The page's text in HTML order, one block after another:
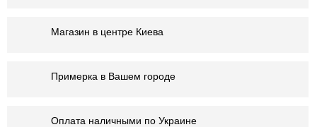
Магазин в центре Киева
Примерка в Вашем городе
Оплата наличными по Украине